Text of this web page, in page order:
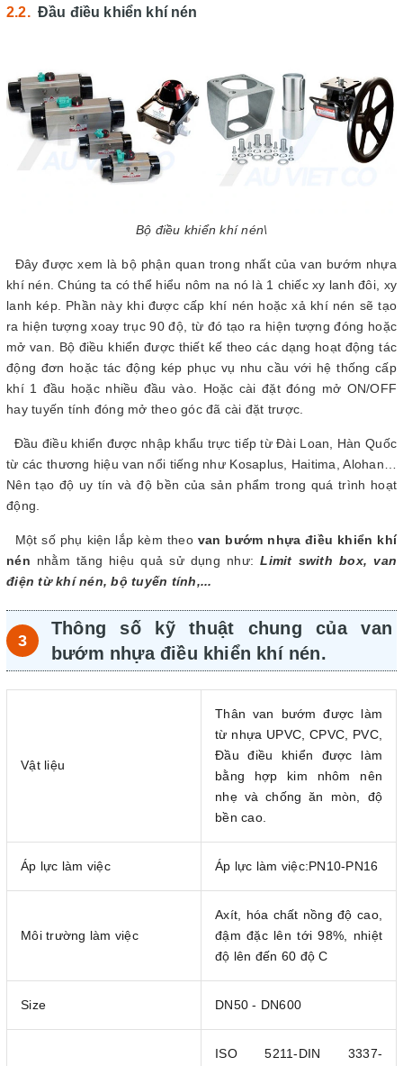
Đầu điều khiển khí nén
Bộ điều khiển khí nén\
Đây được xem là bộ phận quan trong nhất của van bướm nhựa
khí nén. Chúng ta có thể hiểu nôm na nó là 1 chiếc xy lanh đôi, xy
lanh kép. Phần này khi được cấp khí nén hoặc xả khí nén sẽ tạo
ra hiện tượng xoay trục 90 độ, từ đó tạo ra hiện tượng đóng hoặc
mở van. Bộ điều khiển được thiết kế theo các dạng hoạt động tác
động đơn hoặc tác động kép phục vụ nhu cầu với hệ thống cấp
khí 1 đầu hoặc nhiều đầu vào. Hoặc cài đặt đóng mở ON/OFF
hay tuyến tính đóng mở theo góc đã cài đặt trược.
Đầu điều khiển được nhập khẩu trực tiếp từ Đài Loan, Hàn Quốc
từ các thương hiệu van nổi tiếng như Kosaplus, Haitima, Alohan…
Nên tạo độ uy tín và độ bền của sản phẩm trong quá trình hoạt
động.
Một số phụ kiện lắp kèm theo van bướm nhựa điều khiển khí
nén nhằm tăng hiệu quả sử dụng như:Limit swith box, van
điện từ khí nén, bộ tuyến tính,...
Thông số kỹ thuật chung của van
bướm nhựa điều khiển khí nén.
Vật liệu
Thân van bướm được làm
từ nhựa UPVC, CPVC, PVC,
Đầu điều khiển được làm
bằng hợp kim nhôm nên
nhẹ và chống ăn mòn, độ
bền cao.
Áp lực làm việc Áp lực làm việc:PN10-PN16
Môi trường làm việc
Axít, hóa chất nồng độ cao,
đậm đặc lên tới 98%, nhiệt
độ lên đến 60 độ C
Size DN50 - DN600
ISO 5211-DIN 3337-